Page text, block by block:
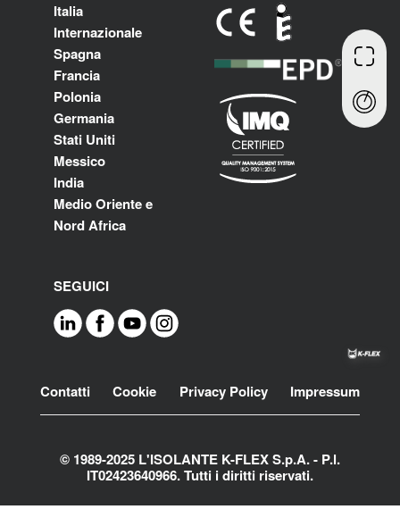
Italia
Internazionale
Spagna
Francia
Polonia
Germania
Stati Uniti
Messico
India
Medio Oriente e
Nord Africa
SEGUICI
Footer
Contatti Cookie Privacy Policy Impressum
© 1989-2025 L'ISOLANTE K-FLEX S.p.A. - P.l.
IT02423640966. Tutti i diritti riservati.